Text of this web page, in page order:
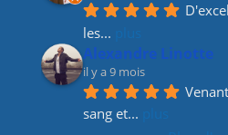
les... plus
Alexandre Linotte
il y a 9 mois
sang et... plus